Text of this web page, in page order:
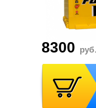
8300 руб.